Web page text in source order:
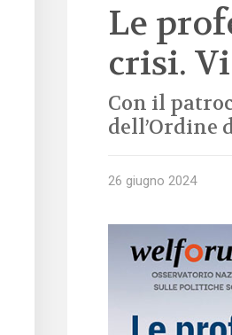
Le
crisi.
Con il
dell’Ordine
26 giugno 2024